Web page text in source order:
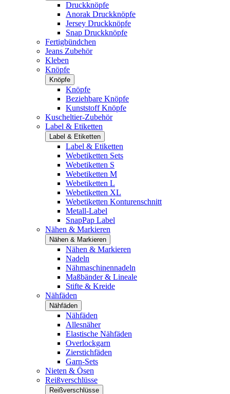
Druckknöpfe
Anorak Druckknöpfe
Jersey Druckknöpfe
Snap Druckknöpfe
Fertigbündchen
Jeans Zubehör
Kleben
Knöpfe
Knöpfe
Knöpfe
Beziehbare Knöpfe
Kunststoff Knöpfe
Kuscheltier-Zubehör
Label & Etiketten
Label & Etiketten
Label & Etiketten
Webetiketten Sets
Webetiketten S
Webetiketten M
Webetiketten L
Webetiketten XL
Webetiketten Konturenschnitt
Metall-Label
SnapPap Label
Nähen & Markieren
Nähen & Markieren
Nähen & Markieren
Nadeln
Nähmaschinennadeln
Maßbänder & Lineale
Stifte & Kreide
Nähfäden
Nähfäden
Nähfäden
Allesnäher
Elastische Nähfäden
Overlockgarn
Zierstichfäden
Garn-Sets
Nieten & Ösen
Reißverschlüsse
Reißverschlüsse